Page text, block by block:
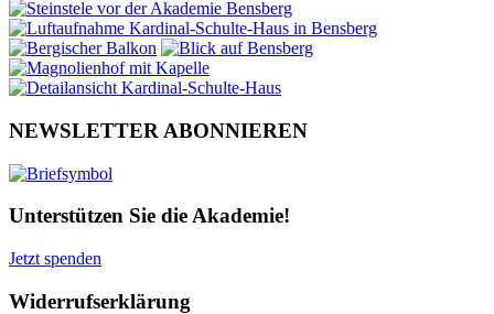
NEWSLETTER ABONNIEREN
Unterstützen Sie die Akademie!
Jetzt spenden
Widerrufserklärung